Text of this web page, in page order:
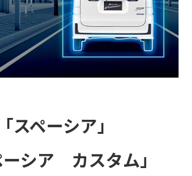
「スペーシア」
ーシア カスタム」